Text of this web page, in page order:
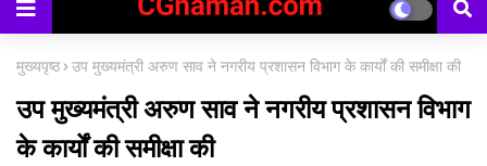
मुख्यपृष्ठ उप मुख्यमंत्री अरुण साव ने नगरीय प्रशासन विभाग के कार्यों की समीक्षा की
उप मुख्यमंत्री अरुण साव ने नगरीय प्रशासन विभाग
के कार्यों की समीक्षा की